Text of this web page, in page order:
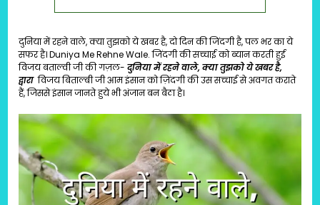
दुनिया में रहने वाले, क्या तुझको ये खबर है, दो दिन की जिंदगी है, पल भर का ये
सफर है। Duniya Me Rehne Wale. जिंदगी की सच्चाई को ब्यान करती हुई
विजय बताल्वी जी की गज़ल-दुनिया में रहने वाले, क्या तुझको ये खबर है,
द्वारा विजय बिताल्बी जी आम इंसान को ज़िंदगी की उस सच्चाई से अवगत कराते
हैं, जिससे इंसान जानते हुये भी अंजान बन बैठा है।